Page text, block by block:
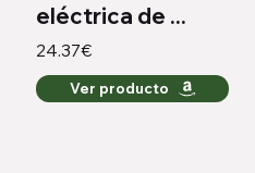
eléctrica de ...
24.37€
Ver producto